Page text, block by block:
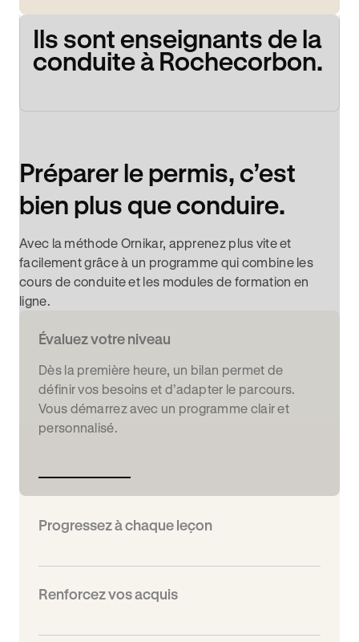
Ils sont enseignants de la
conduite à Rochecorbon.
Préparer le permis, c’est
bien plus que conduire.
Avec la méthode Ornikar, apprenez plus vite et
facilement grâce à un programme qui combine les
cours de conduite et les modules de formation en
ligne.
Évaluez votre niveau
Dès la première heure, un bilan permet de
définir vos besoins et d’adapter le parcours.
Vous démarrez avec un programme clair et
personnalisé.
Progressez à chaque leçon
Renforcez vos acquis